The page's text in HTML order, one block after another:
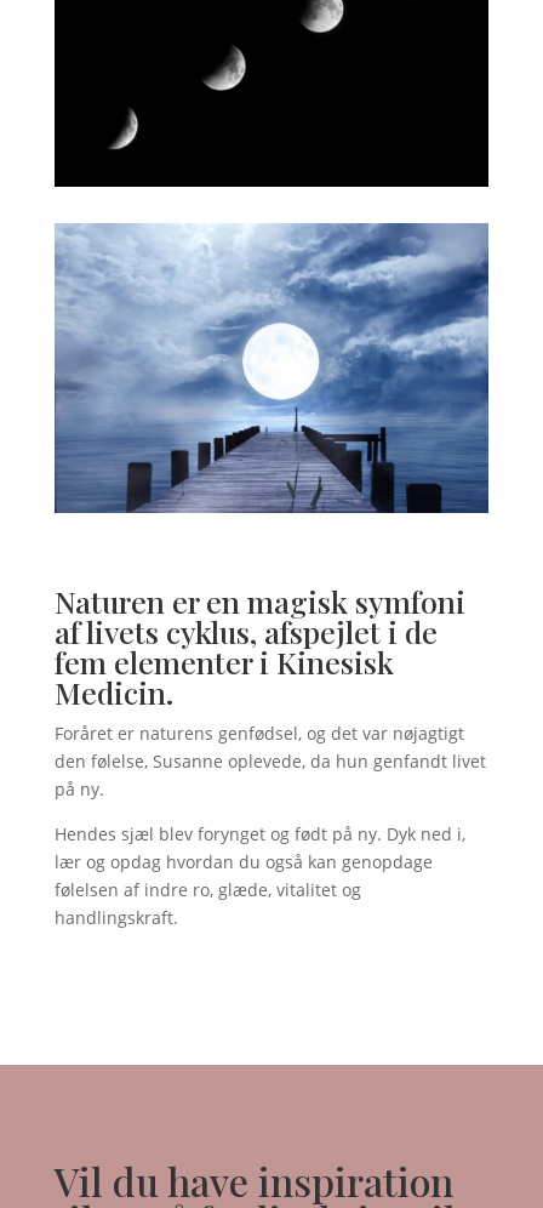
Naturen er en magisk symfoni
af livets cyklus, afspejlet i de
fem elementer i Kinesisk
Medicin.
Foråret er naturens genfødsel, og det var nøjagtigt
den følelse, Susanne oplevede, da hun genfandt livet
på ny.
Hendes sjæl blev forynget og født på ny. Dyk ned i,
lær og opdag hvordan du også kan genopdage
følelsen af indre ro, glæde, vitalitet og
handlingskraft.
Vil du have inspiration